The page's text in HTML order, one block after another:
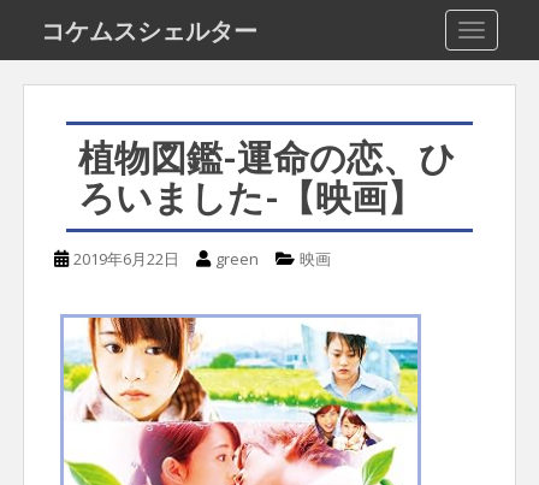
k
コケムスシェルター
植物図鑑-運命の恋、ひ
ろいました-【映画】
2019年6月22日 green 映画